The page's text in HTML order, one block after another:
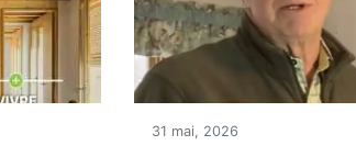
31 mai, 2026